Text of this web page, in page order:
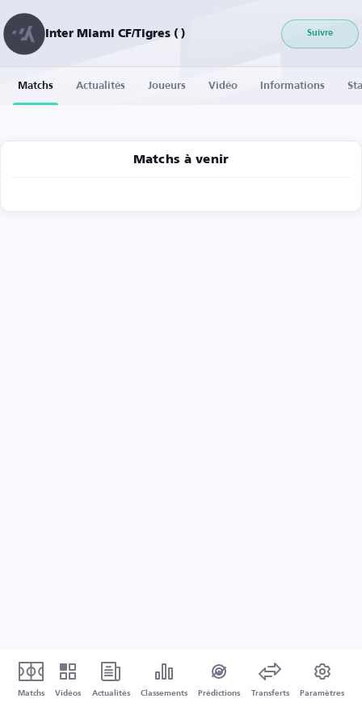
Inter Miami CF/Tigres ( ) Suivre
Matchs Actualités Joueurs Vidéo Informations
Matchs à venir
Matchs Vidéos Actualités Classements Prédictions Transferts Paramètres